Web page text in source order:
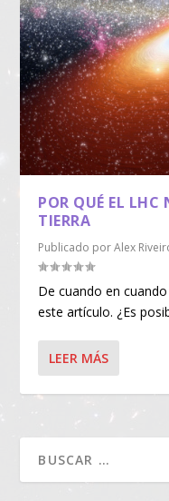
POR QUÉ EL LHC
TIERRA
Publicado porAlex
De cuando en
este artículo. ¿Es
LEER MÁS